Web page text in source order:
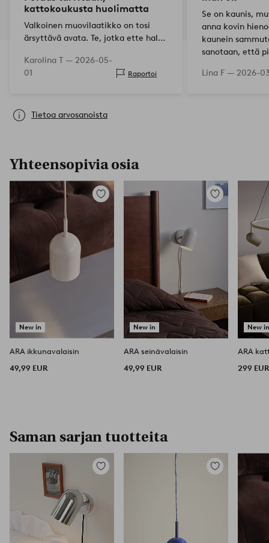
kattokoukusta huolimatta
Valkoinen muovilaatikko on tosi
ärsyttävä avata. Te, jotka ette halua
takia, ostakaa jokin muu lamppu.
Lampun voi ripustaa val…
Karolina T — 2026-05-
01
Raportoi
Se on kaunis,
anna kovin
kaunein
sanotaan, että
ei ole mitään
Lina F — 2026-
Tietoa arvosanoista
Yhteensopivia osia
New in
Lisää
ARA ikkunavalaisin
49,99 EUR
New in
Lisää
suosikkeihin
ARA seinävalaisin
49,99 EUR
New
ARA
299 EUR
Saman sarjan tuotteita
Lisää
Lisää
suosikkeihin